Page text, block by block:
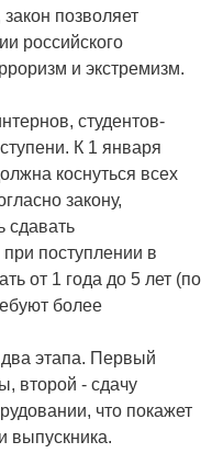
позволяет
российского
и экстремизм.
студентов-
К 1 января
коснуться всех
закону,
сдавать
поступлении в
от 1 года до 5 лет (по
более
два этапа. Первый
второй - сдачу
что покажет
выпускника.